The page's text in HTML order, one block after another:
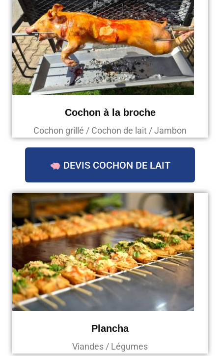
Cochon à la broche
Cochon grillé / Cochon de lait / Jambon
DEVIS COCHON DE LAIT
Plancha
Viandes / Légumes